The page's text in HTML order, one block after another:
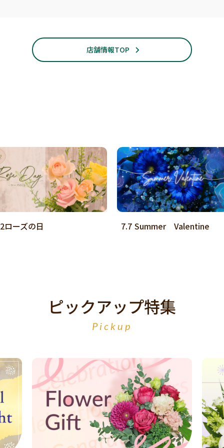
店舗情報TOP
ローズの日 7.7 Summer Valentine
ピックアップ特集
Pickup